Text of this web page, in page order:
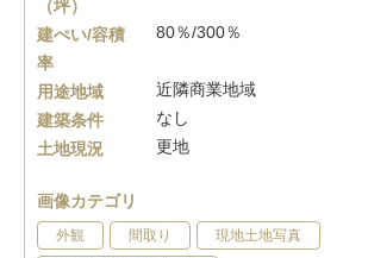
（坪）
建ぺい/容積
率
80％/300％
用途地域
近隣商業地域
建築条件
なし
土地現況
更地
画像カテゴリ
外観 間取り 現地土地写真